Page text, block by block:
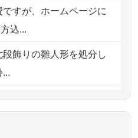
読み、丁寧に供養してい
依頼出来る点と申込ま
すが、ホームページに
込...
飾りの雛人形を処分し
...
分をお願いできます